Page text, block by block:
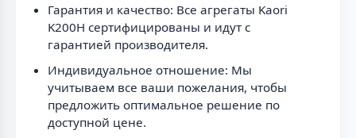
Гарантия и качество: Все агрегаты Kaori
K200H сертифицированы и идут с
гарантией производителя.
Индивидуальное отношение: Мы
учитываем все ваши пожелания, чтобы
предложить оптимальное решение по
доступной цене.